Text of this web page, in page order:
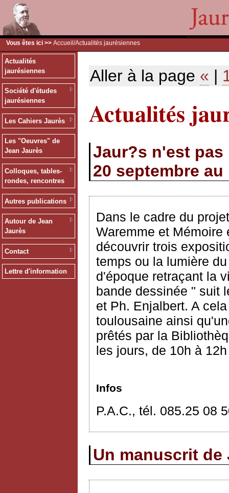
Vous êtes ici >> Accueil /Actualités jaurésiennes
Actualités
jaurésiennes
Société d'études
jaurésiennes
Les Cahiers Jaurès
Les "Oeuvres" de
Jean Jaurès
Colloques, tables-
rondes, rencontres
Autres publications
Autour de Jean
Jaurès
Contact
Lettre d'information
Aller à la page « |
Actualités
Jaur?s n'est pas
20 septembre
Dans le cadre du
Waremme et
découvrir trois
temps ou la lumière
d'époque retraçant la
bande dessinée " suit
et Ph. Enjalbert. A
toulousaine ainsi
prêtés par la
les jours, de 10h à
Infos
P.A.C., tél. 085.25 08
Un manuscrit de